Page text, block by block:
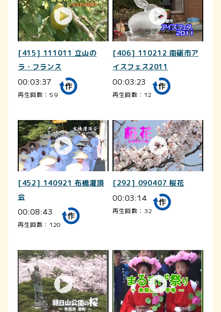
[415] 111011 立山の
ラ・フランス
00:03:37
再生回数：59
[406] 110212 南砺市ア
イスフェス2011
00:03:23
再生回数：12
[452] 140921 布橋灌頂
会
00:08:43
再生回数：120
[292] 090407 桜花
00:03:14
再生回数：32